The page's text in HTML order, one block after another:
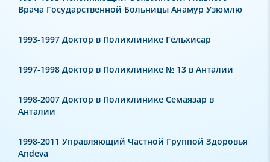
Врача Государственной Больницы Анамур Узюмлю
1993-1997 Доктор в Поликлинике Гёльхисар
1997-1998 Доктор в Поликлинике № 13 в Анталии
1998-2007 Доктор в Поликлинике Семаязар в
Анталии
1998-2011 Управляющий Частной Группой Здоровья
Andeva